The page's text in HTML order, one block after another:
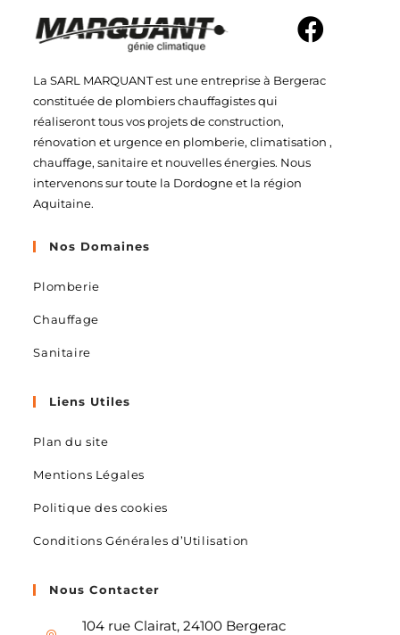
La SARL MARQUANT est une entreprise à Bergerac
constituée de plombiers chauffagistes qui
réaliseront tous vos projets de construction,
rénovation et urgence en plomberie, climatisation ,
chauffage, sanitaire et nouvelles énergies. Nous
intervenons sur toute la Dordogne et la région
Aquitaine.
Nos Domaines
Plomberie
Chauffage
Sanitaire
Liens Utiles
Plan du site
Mentions Légales
Politique des cookies
Conditions Générales d’Utilisation
Nous Contacter
104 rue Clairat, 24100 Bergerac